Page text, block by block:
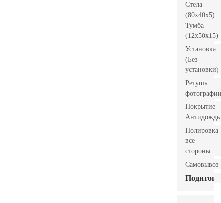
Стела
(80x40x5)
Тумба
(12x50x15)
Установка
(Без
установки)
Ретушь
фотографии
Покрытие
Антидождь
Полировка
все
стороны
Самовывоз
Подитог